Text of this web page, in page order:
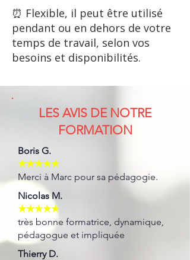
⏰ Flexible, il peut être utilisé
pendant ou en dehors de votre
temps de travail, selon vos
besoins et disponibilités.
LES AVIS DE NOTRE
FORMATION
Boris G.
★★★★★
Merci à Marc pour sa pédagogie.
Nicolas M.
★★★★★
très bonne formatrice, dynamique,
pédagogue et impliquée
Thierry D.